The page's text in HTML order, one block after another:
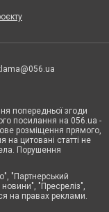
попередньої згоди
посилання на 056.ua -
розміщення прямого,
на цитовані статті не
Порушення
"Партнерський
"Пресреліз",
на правах реклами.